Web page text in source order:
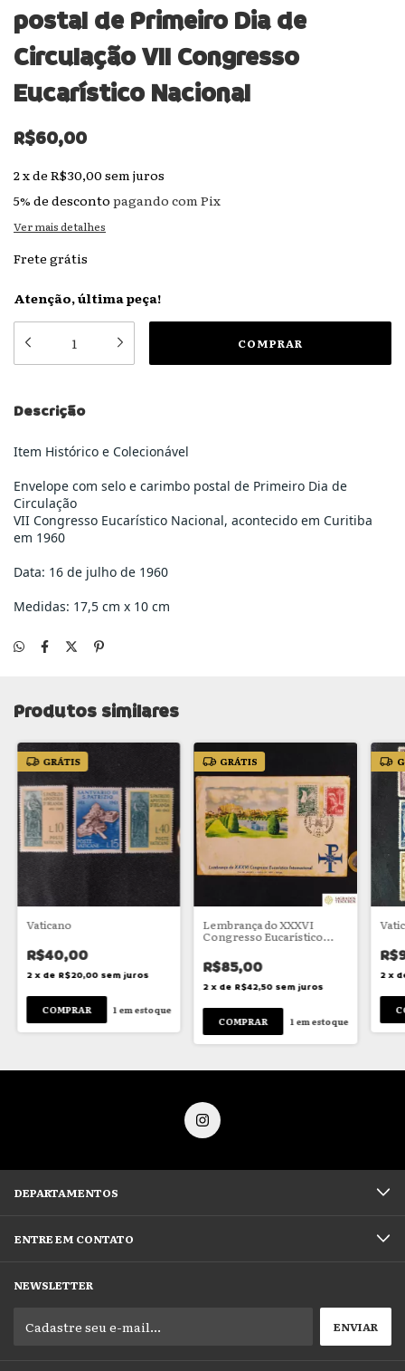
postal de Primeiro Dia de
Circulação VII Congresso
Eucarístico Nacional
R$60,00
2xde R$30,00 sem juros
5% de desconto pagando com Pix
Ver mais detalhes
Frete grátis
Atenção, última peça!
Descrição
Item Histórico e Colecionável
Envelope com selo e carimbo postal de Primeiro Dia de
Circulação
VII Congresso Eucarístico Nacional, acontecido em Curitiba
em 1960
Data: 16 de julho de 1960
Medidas: 17,5 cm x 10 cm
Produtos similares
GRÁTIS
Vaticano
R$40,00
2 x de R$20,00 sem juros
1 em estoque
GRÁTIS
Lembrança do XXXVI
Congresso Eucarístico
Internacional
R$85,00
2 x de R$42,50 sem juros
1 em estoque
2 x
DEPARTAMENTOS
ENTRE EM CONTATO
NEWSLETTER